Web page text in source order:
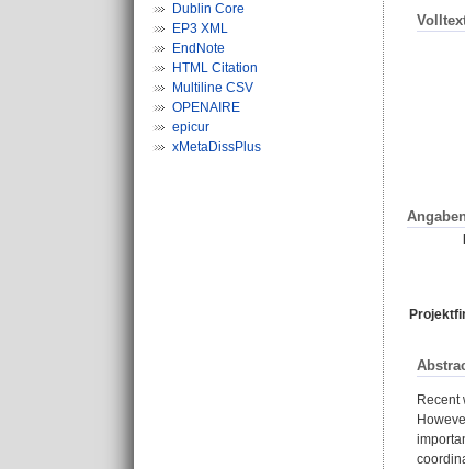
Dublin Core
EP3 XML
EndNote
HTML Citation
Multiline CSV
OPENAIRE
epicur
xMetaDissPlus
Recent